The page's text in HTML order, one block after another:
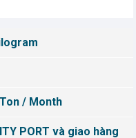
/ Month
PORT và giao hàng